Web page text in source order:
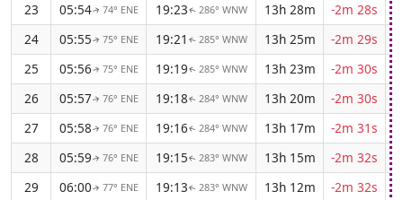
23
05:54↑ 74° ENE 19:23↑ 286° WNW 13h 28m
-2m 28s
24
05:55↑ 75° ENE 19:21 ↑ 285° WNW 13h 25m
-2m 29s
25
05:56↑ 75° ENE 19:19↑ 285° WNW 13h 23m
-2m 30s
26
05:57↑ 76° ENE 19:18↑ 284° WNW 13h 20m
-2m 30s
27
05:58↑ 76° ENE 19:16↑ 284° WNW 13h 17m
-2m 31s
28
05:59↑ 76° ENE 19:15↑ 283° WNW 13h 15m
-2m 32s
29
06:00↑ 77° ENE 19:13↑ 283° WNW 13h 12m
-2m 32s